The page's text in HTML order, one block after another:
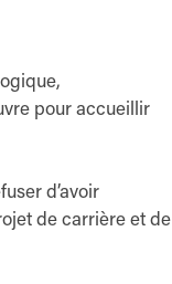
pour accueillir
d’avoir
de carrière et de